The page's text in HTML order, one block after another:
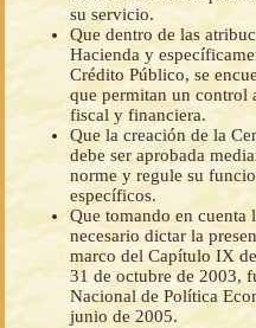
su servicio.
Que dentro de las
Hacienda y
Crédito Público, se
que permitan un control
fiscal y financiera.
Que la creación de la
debe ser aprobada
norme y regule su
específicos.
Que tomando en cuenta
necesario dictar la
marco del Capítulo IX
31 de octubre de 2003,
Nacional de Política
junio de 2005.